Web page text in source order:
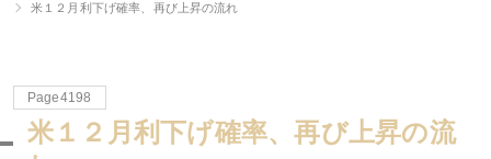
米１２月利下げ確率、再び上昇の流れ
Page4198
米１２月利下げ確率、再び上昇の流